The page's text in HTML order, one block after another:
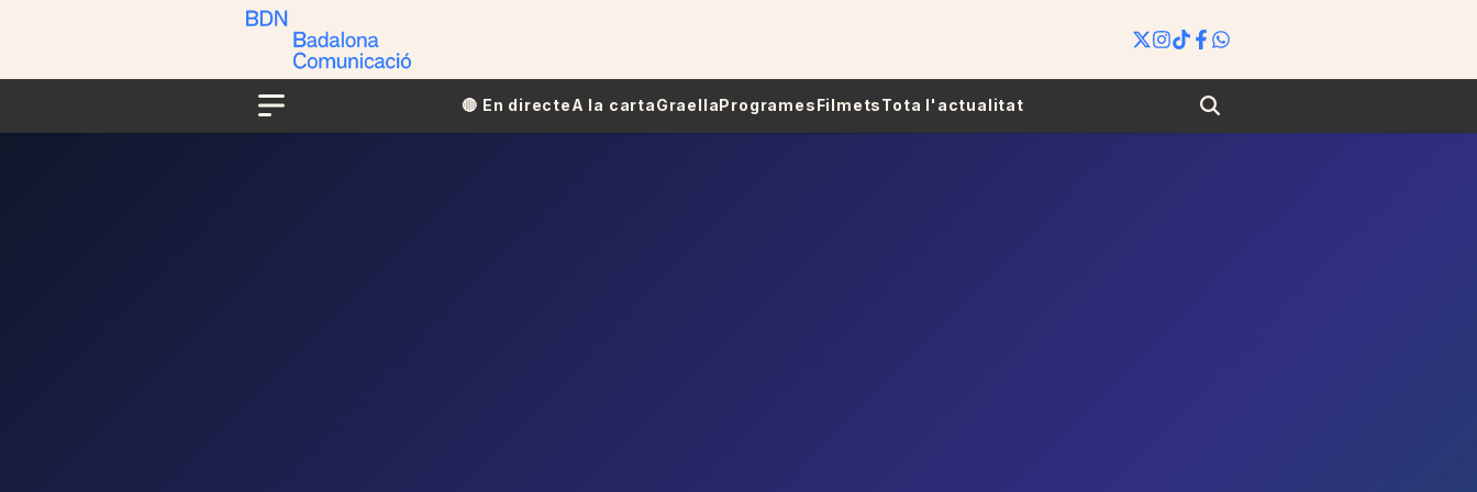
Menu
🔴​​ En directeA la cartaGraellaProgramesFilmetsTota l'actualitat Search